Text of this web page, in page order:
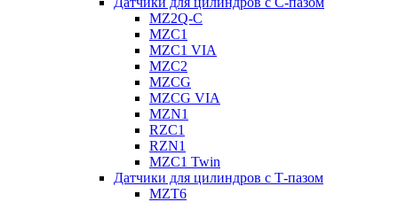
MZ2Q-C
MZC1
MZC1 VIA
MZC2
MZCG
MZCG VIA
MZN1
RZC1
RZN1
MZC1 Twin
Датчики для цилиндров с Т-пазом
MZT6